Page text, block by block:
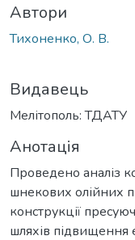
Автори
Тихоненко, О. В.
Видавець
Мелітополь: ТДАТУ
Анотація
Проведено аналіз
шнекових олійних
конструкції
шляхів підвищення